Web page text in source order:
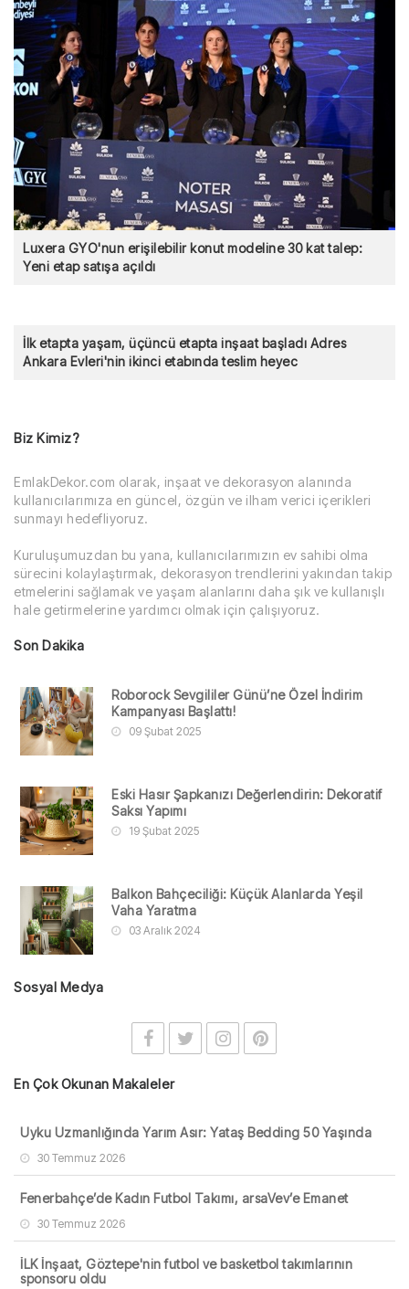
Luxera GYO'nun erişilebilir konut modeline 30 kat talep:
Yeni etap satışa açıldı
İlk etapta yaşam, üçüncü etapta inşaat başladı Adres
Ankara Evleri'nin ikinci etabında teslim heyec
Biz Kimiz?
EmlakDekor.com olarak, inşaat ve dekorasyon alanında
kullanıcılarımıza en güncel, özgün ve ilham verici içerikleri
sunmayı hedefliyoruz.
Kuruluşumuzdan bu yana, kullanıcılarımızın ev sahibi olma
sürecini kolaylaştırmak, dekorasyon trendlerini yakından takip
etmelerini sağlamak ve yaşam alanlarını daha şık ve kullanışlı
hale getirmelerine yardımcı olmak için çalışıyoruz.
Son Dakika
Roborock Sevgililer Günü’ne Özel İndirim
Kampanyası Başlattı!
09 Şubat 2025
Eski Hasır Şapkanızı Değerlendirin: Dekoratif
Saksı Yapımı
19 Şubat 2025
Balkon Bahçeciliği: Küçük Alanlarda Yeşil
Vaha Yaratma
03 Aralık 2024
Sosyal Medya
En Çok Okunan Makaleler
Uyku Uzmanlığında Yarım Asır: Yataş Bedding 50 Yaşında
30 Temmuz 2026
Fenerbahçe’de Kadın Futbol Takımı, arsaVev’e Emanet
30 Temmuz 2026
İLK İnşaat, Göztepe'nin futbol ve basketbol takımlarının
sponsoru oldu